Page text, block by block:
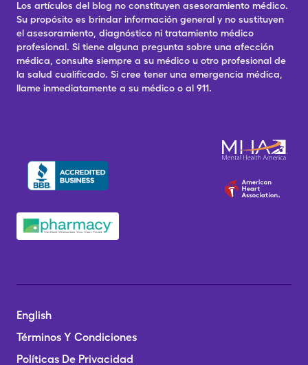
Los artículos del blog no constituyen asesoramiento médico.
Su propósito es brindar información general y no sustituyen
el asesoramiento, diagnóstico ni tratamiento médico
profesional. Si tiene alguna pregunta sobre una afección
médica, consulte siempre a su médico u otro profesional de
la salud cualificado. Si cree tener una emergencia médica,
llame inmediatamente a su médico o al 911.
English
Términos Y Condiciones
Políticas De Privacidad